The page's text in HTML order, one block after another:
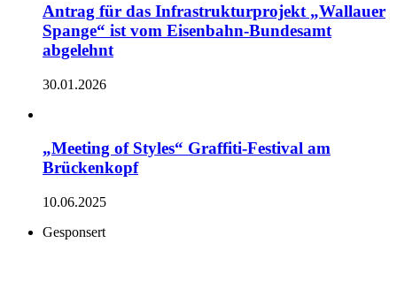
Antrag für das Infrastrukturprojekt „Wallauer
Spange“ ist vom Eisenbahn-Bundesamt
abgelehnt
30.01.2026
„Meeting of Styles“ Graffiti-Festival am
Brückenkopf
10.06.2025
Gesponsert